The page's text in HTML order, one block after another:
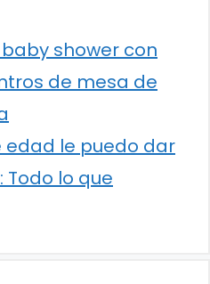
shower con
de mesa de
edad le puedo dar
Todo lo que